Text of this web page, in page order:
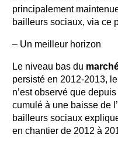
principalement
bailleurs sociaux, via ce
– Un meilleur horizon
Le niveau bas du
persisté en 2012-2013,
n’est observé que
cumulé à une baisse de
bailleurs sociaux
en chantier de 2012 à